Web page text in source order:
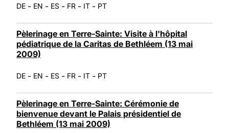
DE - EN - ES - FR - IT - PT
Pèlerinage en Terre-Sainte: Visite à l'hôpital
pédiatrique de la Caritas de Bethléem (13 mai
2009)
DE - EN - ES - FR - IT - PT
Pèlerinage en Terre-Sainte: Cérémonie de
bienvenue devant le Palais présidentiel de
Bethléem (13 mai 2009)